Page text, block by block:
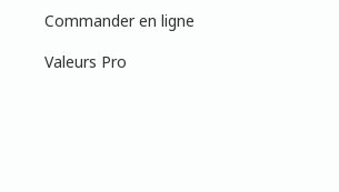
Commander en ligne
Valeurs Pro